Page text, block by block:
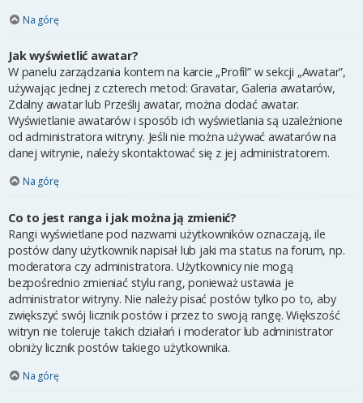
Na górę
Jak wyświetlić awatar?
W panelu zarządzania kontem na karcie „Profil” w sekcji „Awatar”,
używając jednej z czterech metod: Gravatar, Galeria awatarów,
Zdalny awatar lub Prześlij awatar, można dodać awatar.
Wyświetlanie awatarów i sposób ich wyświetlania są uzależnione
od administratora witryny. Jeśli nie można używać awatarów na
danej witrynie, należy skontaktować się z jej administratorem.
Na górę
Co to jest ranga i jak można ją zmienić?
Rangi wyświetlane pod nazwami użytkowników oznaczają, ile
postów dany użytkownik napisał lub jaki ma status na forum, np.
moderatora czy administratora. Użytkownicy nie mogą
bezpośrednio zmieniać stylu rang, ponieważ ustawia je
administrator witryny. Nie należy pisać postów tylko po to, aby
zwiększyć swój licznik postów i przez to swoją rangę. Większość
witryn nie toleruje takich działań i moderator lub administrator
obniży licznik postów takiego użytkownika.
Na górę